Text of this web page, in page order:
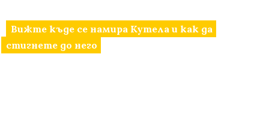
Вижте къде се намира Кутела и как да
стигнете до него